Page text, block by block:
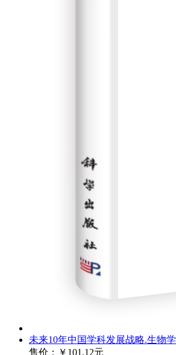
未来10年中国学科发展战略.生物学
售价：
￥101.12元